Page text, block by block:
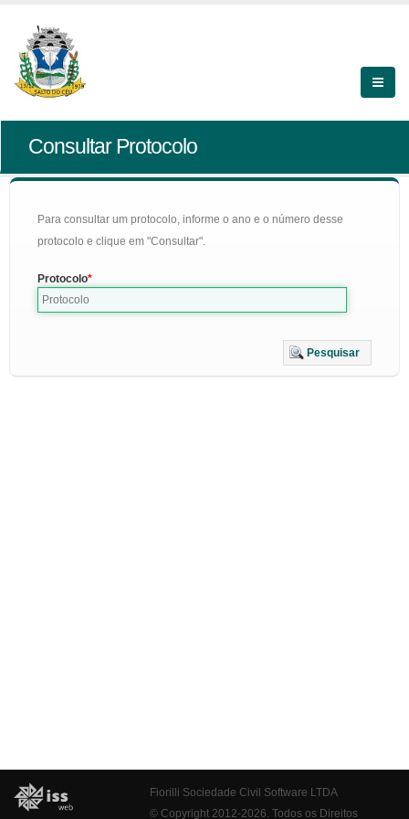
Consultar Protocolo
Para consultar um protocolo, informe o ano e o número desse
protocolo e clique em "Consultar".
Protocolo
Pesquisar
Fiorilli Sociedade Civil Software LTDA
© Copyright 2012-2026. Todos os Direitos